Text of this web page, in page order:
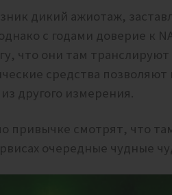
дикий ажиотаж,
с годами доверие к
что они там
средства
другого измерения.
привычке смотрят, что
очередные чудные